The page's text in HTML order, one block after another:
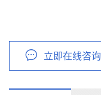
立即在线咨询